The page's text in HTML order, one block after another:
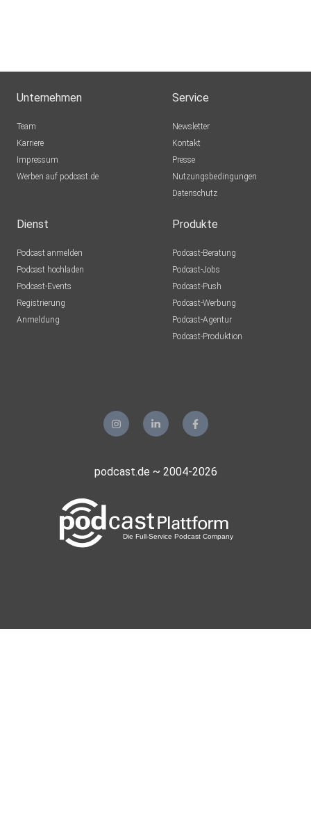
Unternehmen
Team
Karriere
Impressum
Werben auf podcast.de
Service
Newsletter
Kontakt
Presse
Nutzungsbedingungen
Datenschutz
Dienst
Podcast anmelden
Podcast hochladen
Podcast-Events
Registrierung
Anmeldung
Produkte
Podcast-Beratung
Podcast-Jobs
Podcast-Push
Podcast-Werbung
Podcast-Agentur
Podcast-Produktion
podcast.de ~ 2004-2026